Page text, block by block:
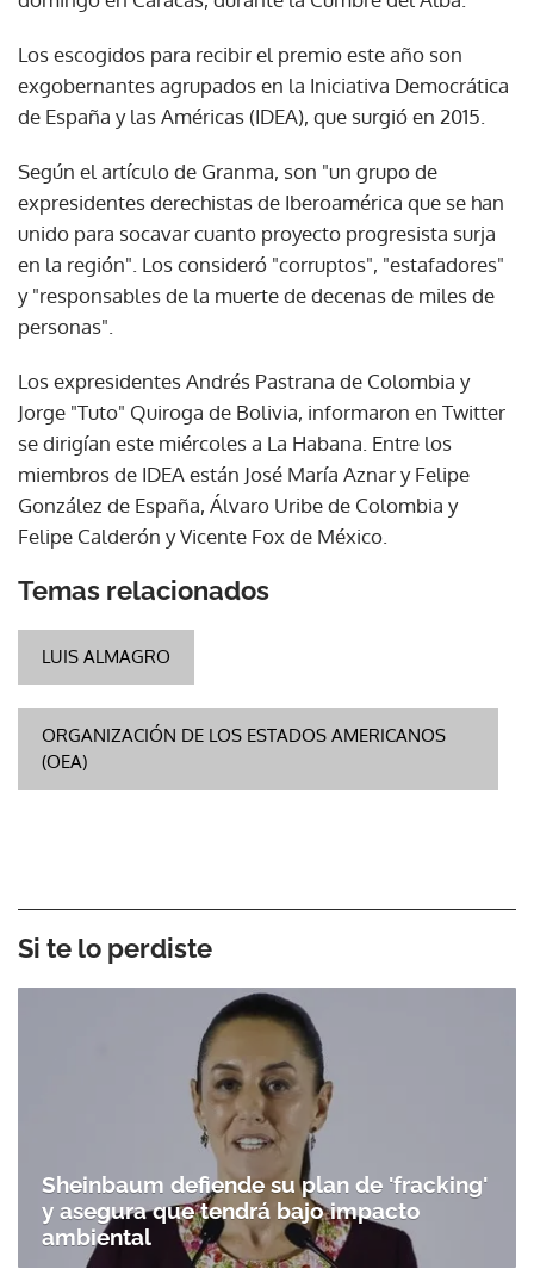
Los escogidos para recibir el premio este año son
exgobernantes agrupados en la Iniciativa Democrática
de España y las Américas (IDEA), que surgió en 2015.
Según el artículo de Granma, son "un grupo de
expresidentes derechistas de Iberoamérica que se han
unido para socavar cuanto proyecto progresista surja
en la región". Los consideró "corruptos", "estafadores"
y "responsables de la muerte de decenas de miles de
personas".
Los expresidentes Andrés Pastrana de Colombia y
Jorge "Tuto" Quiroga de Bolivia, informaron en Twitter
se dirigían este miércoles a La Habana. Entre los
miembros de IDEA están José María Aznar y Felipe
González de España, Álvaro Uribe de Colombia y
Felipe Calderón y Vicente Fox de México.
Temas relacionados
LUIS ALMAGRO
ORGANIZACIÓN DE LOS ESTADOS AMERICANOS
(OEA)
Si te lo perdiste
Sheinbaum defiende su plan de 'fracking'
y asegura que tendrá bajo impacto
ambiental